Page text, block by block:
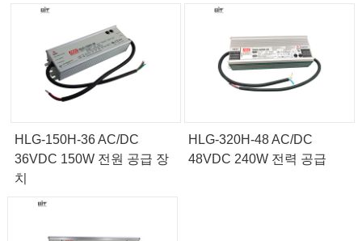
HLG-150H-36 AC/DC
36VDC 150W 전원 공급 장
치
HLG-320H-48 AC/DC
48VDC 240W 전력 공급